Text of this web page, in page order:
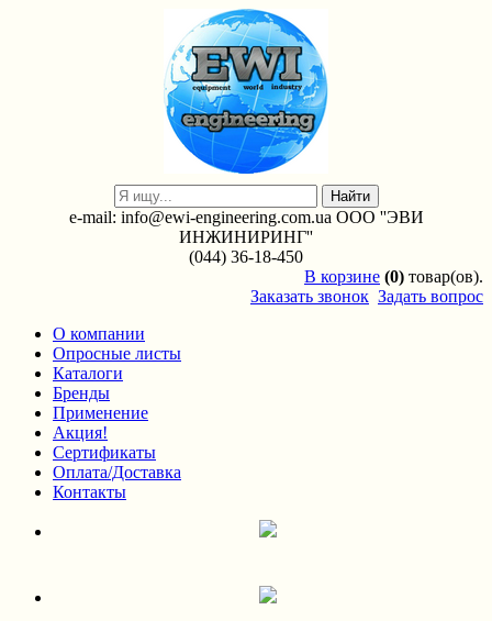
e-mail: info@ewi-engineering.com.ua ООО ''ЭВИ
ИНЖИНИРИНГ''
(044) 36-18-450
В корзине (0) товар(ов).
Заказать звонок Задать вопрос
О компании
Опросные листы
Каталоги
Бренды
Применение
Акция!
Сертификаты
Оплата/Доставка
Контакты